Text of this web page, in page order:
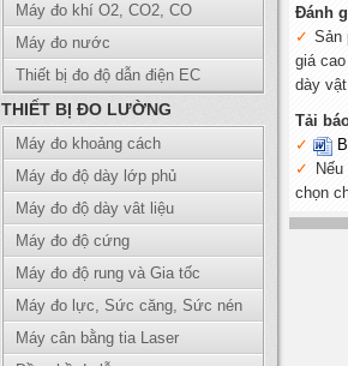
Máy đo khí O2, CO2, CO
Máy đo nước
Thiết bị đo độ dẫn điện EC
THIẾT BỊ ĐO LƯỜNG
Máy đo khoảng cách
Máy đo độ dày lớp phủ
Máy đo độ dày vât liệu
Máy đo độ cứng
Máy đo độ rung và Gia tốc
Máy đo lực, Sức căng, Sức nén
Máy cân bằng tia Laser
Đánh
Sản
giá
dày
Tải
chọn